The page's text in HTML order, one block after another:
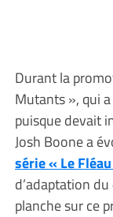
Durant la
Mutants », qui
puisque devait
Josh Boone a
série « Le
d’adaptation du
planche sur ce